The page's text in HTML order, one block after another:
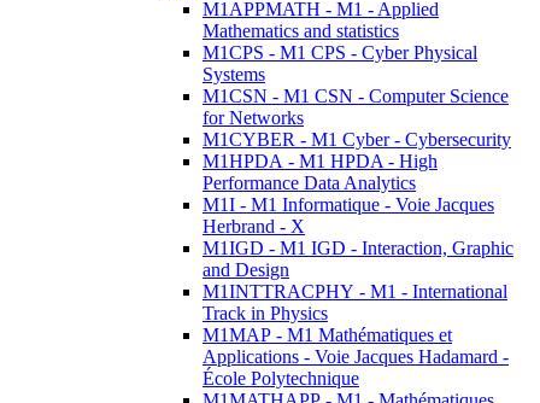
M1APPMATH - M1 - Applied
Mathematics and statistics
M1CPS - M1 CPS - Cyber Physical
Systems
M1CSN - M1 CSN - Computer Science
for Networks
M1CYBER - M1 Cyber - Cybersecurity
M1HPDA - M1 HPDA - High
Performance Data Analytics
M1I - M1 Informatique - Voie Jacques
Herbrand - X
M1IGD - M1 IGD - Interaction, Graphic
and Design
M1INTTRACPHY - M1 - International
Track in Physics
M1MAP - M1 Mathématiques et
Applications - Voie Jacques Hadamard -
École Polytechnique